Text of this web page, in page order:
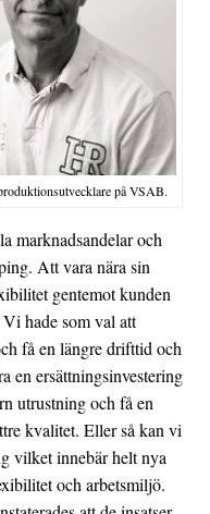
på VSAB.
marknadsandelar och
Att vara nära sin
gentemot kunden
hade som val att
få en längre drifttid och
en ersättningsinvestering
utrustning och få en
kvalitet. Eller så kan vi
vilket innebär helt nya
och arbetsmiljö.